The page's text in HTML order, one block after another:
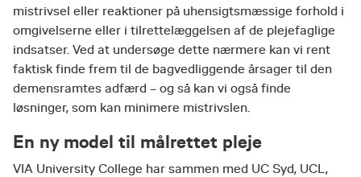
mistrivsel eller reaktioner på uhensigtsmæssige forhold i
omgivelserne eller i tilrettelæggelsen af de plejefaglige
indsatser. Ved at undersøge dette nærmere kan vi rent
faktisk finde frem til de bagvedliggende årsager til den
demensramtes adfærd – og så kan vi også finde
løsninger, som kan minimere mistrivslen.
En ny model til målrettet pleje
VIA University College har sammen med UC Syd, UCL,